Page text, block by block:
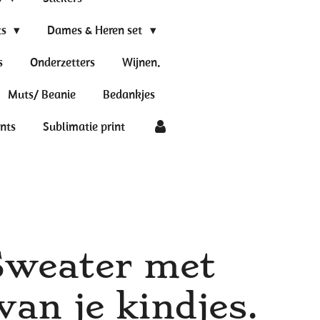
Dames & Heren set
Onderzetters Wijnen.
Muts/ Beanie Bedankjes
Sublimatie print
met
je kindjes.